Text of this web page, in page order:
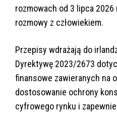
rozmowach od 3 lipca 2026
rozmowy z człowiekiem.
Przepisy wdrażają do
Dyrektywę 2023/2673
finansowe zawieranych na
dostosowanie ochrony
cyfrowego rynku i